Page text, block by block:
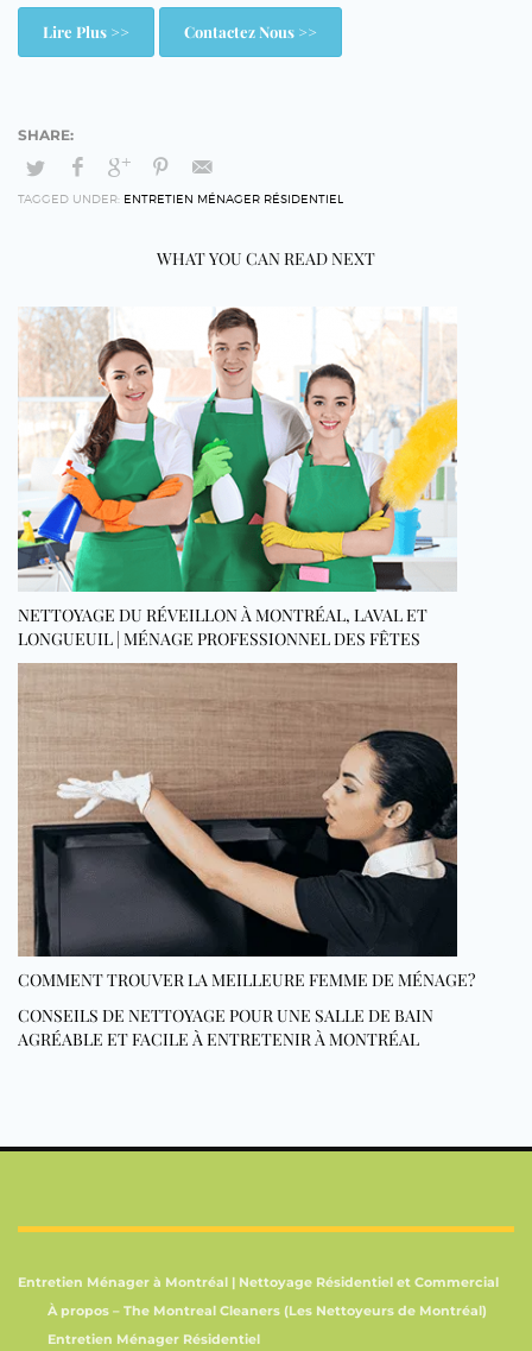
Lire Plus >> Contactez Nous >>
TAGGED UNDER: ENTRETIEN MÉNAGER RÉSIDENTIEL
WHAT YOU CAN READ NEXT
NETTOYAGE DU RÉVEILLON À MONTRÉAL, LAVAL ET
LONGUEUIL | MÉNAGE PROFESSIONNEL DES FÊTES
COMMENT TROUVER LA MEILLEURE FEMME DE MÉNAGE?
CONSEILS DE NETTOYAGE POUR UNE SALLE DE BAIN
AGRÉABLE ET FACILE À ENTRETENIR À MONTRÉAL
Entretien Ménager à Montréal | Nettoyage Résidentiel et Commercial
À propos – The Montreal Cleaners (Les Nettoyeurs de Montréal)
Entretien Ménager Résidentiel